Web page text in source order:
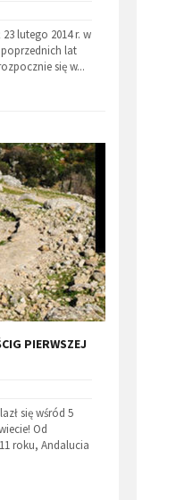
lutego 2014 r. w
lat
się w...
PIERWSZEJ
się wśród 5
Od
roku, Andalucia